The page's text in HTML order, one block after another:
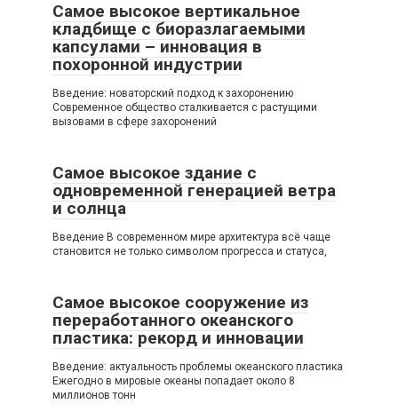
Самое высокое вертикальное
кладбище с биоразлагаемыми
капсулами – инновация в
похоронной индустрии
Введение: новаторский подход к захоронению
Современное общество сталкивается с растущими
вызовами в сфере захоронений
Самое высокое здание с
одновременной генерацией ветра
и солнца
Введение В современном мире архитектура всё чаще
становится не только символом прогресса и статуса,
Самое высокое сооружение из
переработанного океанского
пластика: рекорд и инновации
Введение: актуальность проблемы океанского пластика
Ежегодно в мировые океаны попадает около 8
миллионов тонн